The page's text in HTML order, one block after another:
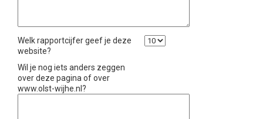
Welk rapportcijfer geef je deze
website?
Wil je nog iets anders zeggen
over deze pagina of over
www.olst-wijhe.nl?